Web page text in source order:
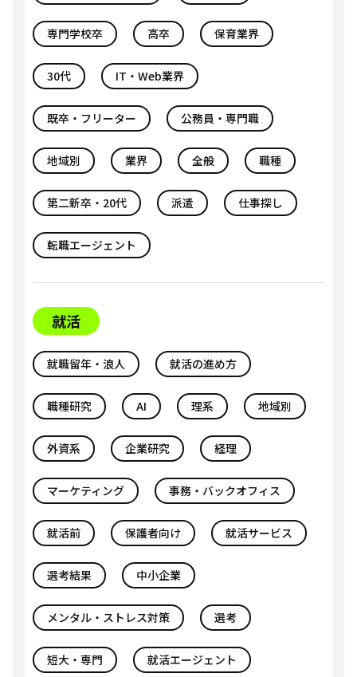
専門学校卒 高卒 保育業界
30代 IT・Web業界
既卒・フリーター 公務員・専門職
地域別 業界 全般 職種
第二新卒・20代 派遣 仕事探し
転職エージェント
就活
就職留年・浪人 就活の進め方
職種研究 AI 理系 地域別
外資系 企業研究 経理
マーケティング 事務・バックオフィス
就活前 保護者向け 就活サービス
選考結果 中小企業
メンタル・ストレス対策 選考
短大・専門 就活エージェント